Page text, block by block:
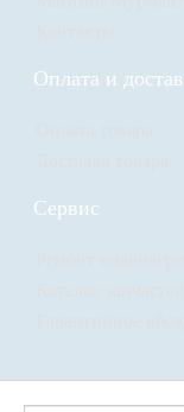
Оплата и
Сервис